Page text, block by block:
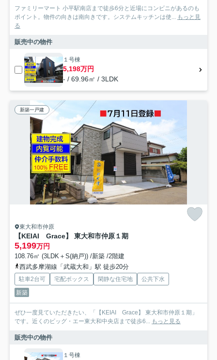
ファミリーマート 小平駅南店まで徒歩6分と近場にコンビニがあるのも
ポイント。物件の向きは南向きです。システムキッチンは使... もっと見
る
販売中の物件
１号棟
5,198万円
- / 69.96㎡ / 3LDK
新築一戸建
東大和市仲原
【KEIAI Grace】 東大和市仲原１期
5,199万円
108.76㎡ (3LDK＋S(納戸)) /新築 /2階建
西武多摩湖線「武蔵大和」駅 徒歩20分
駐車2台可 宅配ボックス 閑静な住宅地
公共下水
新築
ぜひ一度見ていただきたい、「【KEIAI Grace】 東大和市仲原１期」
です。近くのビッグ・エー東大和中央店まで徒歩6... もっと見る
販売中の物件
１号棟